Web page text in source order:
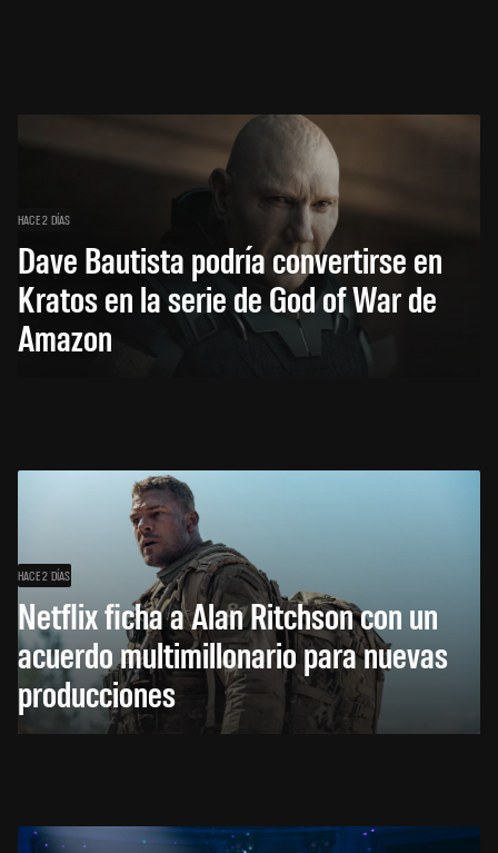
HACE 2 DÍAS
Dave Bautista podría convertirse en
Kratos en la serie de God of War de
Amazon
HACE 2 DÍAS
Netflix ficha a Alan Ritchson con un
acuerdo multimillonario para nuevas
producciones